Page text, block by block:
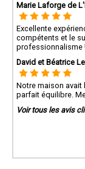
Marie Laforge de
Excellente
compétents et le
professionnalisme
David et Béatrice
Notre maison avait
parfait équilibre.
Voir tous les avis